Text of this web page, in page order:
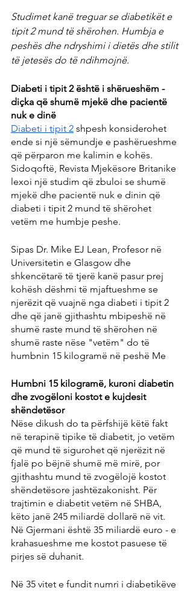
Studimet kanë treguar se diabetikët e
tipit 2 mund të shërohen. Humbja e
peshës dhe ndryshimi i dietës dhe stilit
të jetesës do të ndihmojnë.
Diabeti i tipit 2 është i shërueshëm -
diçka që shumë mjekë dhe pacientë
nuk e dinë
Diabeti i tipit 2 shpesh konsiderohet
ende si një sëmundje e pashërueshme
që përparon me kalimin e kohës.
Sidoqoftë, Revista Mjekësore Britanike
lexoi një studim që zbuloi se shumë
mjekë dhe pacientë nuk e dinin që
diabeti i tipit 2 mund të shërohet
vetëm me humbje peshe.
Sipas Dr. Mike EJ Lean, Profesor në
Universitetin e Glasgow dhe
shkencëtarë të tjerë kanë pasur prej
kohësh dëshmi të mjaftueshme se
njerëzit që vuajnë nga diabeti i tipit 2
dhe që janë gjithashtu mbipeshë në
shumë raste mund të shërohen në
shumë raste nëse "vetëm" do të
humbnin 15 kilogramë në peshë Me
Humbni 15 kilogramë, kuroni diabetin
dhe zvogëloni kostot e kujdesit
shëndetësor
Nëse dikush do ta përfshijë këtë fakt
në terapinë tipike të diabetit, jo vetëm
që mund të sigurohet që njerëzit në
fjalë po bëjnë shumë më mirë, por
gjithashtu mund të zvogëlojë kostot
shëndetësore jashtëzakonisht. Për
trajtimin e diabetit vetëm në SHBA,
këto janë 245 miliardë dollarë në vit.
Në Gjermani është 35 miliardë euro - e
krahasueshme me kostot pasuese të
pirjes së duhanit.
Në 35 vitet e fundit numri i diabetikëve